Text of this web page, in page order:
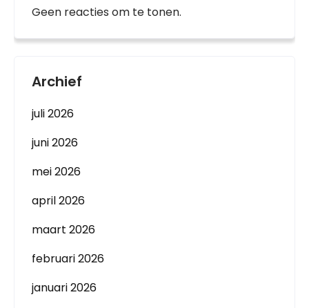
Geen reacties om te tonen.
Archief
juli 2026
juni 2026
mei 2026
april 2026
maart 2026
februari 2026
januari 2026